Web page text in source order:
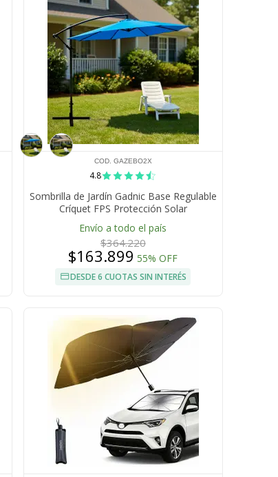
COD. GAZEBO2X
4.8
Sombrilla de Jardín Gadnic Base Regulable
Críquet FPS Protección Solar
Envío a todo el país
$364.220
$163.899 55% OFF
DESDE 6 CUOTAS SIN INTERÉS